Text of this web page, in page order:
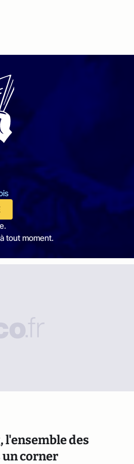
tout moment.
l'ensemble des
un corner